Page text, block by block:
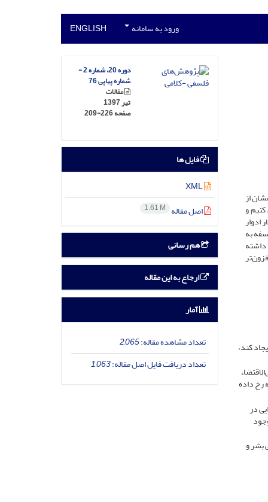
ورود به سامانه ENGLISH
از
و
ادوار
به
داشته
کند،
رخ داده
در
بشر و
دوره 20، شماره 2 -
شماره پیاپی 76
مقالات
تیر 1397
صفحه209-226
فایل ها
XML
اصل مقاله 1.61 M
هم رسانی
ارجاع به این مقاله
آمار
تعداد مشاهده مقاله:2,065
تعداد دریافت فایل اصل مقاله:1,063